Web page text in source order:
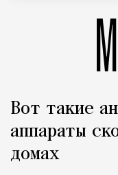
Вот такие
аппараты
домах